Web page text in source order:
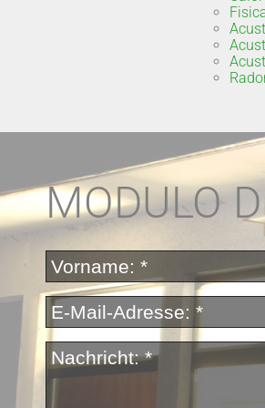
MODULO